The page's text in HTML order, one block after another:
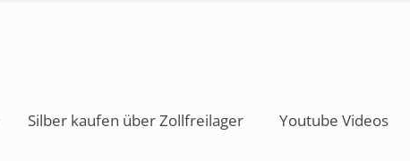
Silber kaufen über Zollfreilager Youtube Videos